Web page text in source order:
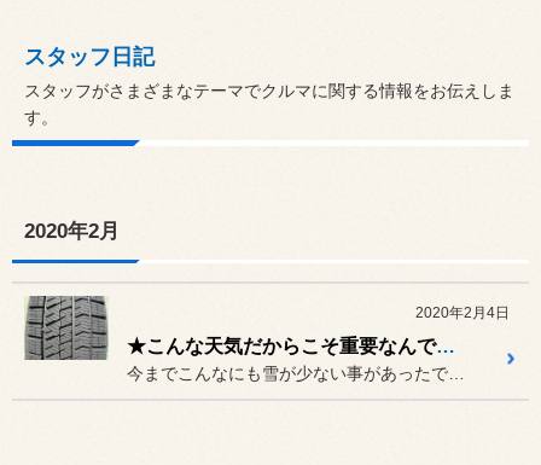
スタッフ日記
スタッフがさまざまなテーマでクルマに関する情報をお伝えしま
す。
2020年2月
2020年2月4日
★こんな天気だからこそ重要なんです★